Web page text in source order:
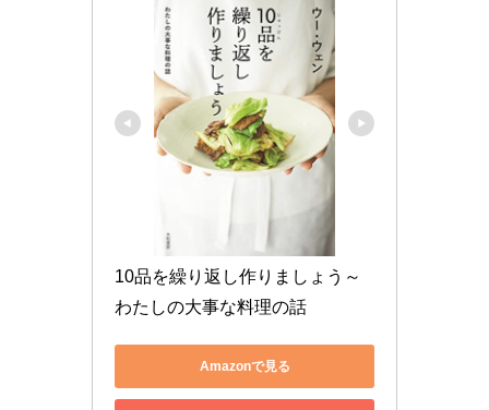
10品を繰り返し作りましょう～
わたしの大事な料理の話
Amazonで見る